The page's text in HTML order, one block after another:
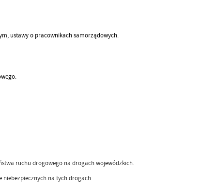
ustawy o pracownikach samorządowych.
ruchu drogowego na drogach wojewódzkich.
niebezpiecznych na tych drogach.